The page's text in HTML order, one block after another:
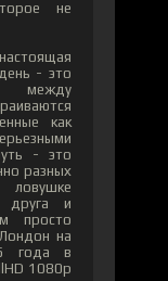
не
- это
между
как
- это
разных
друга и
просто
на
года в
1080p